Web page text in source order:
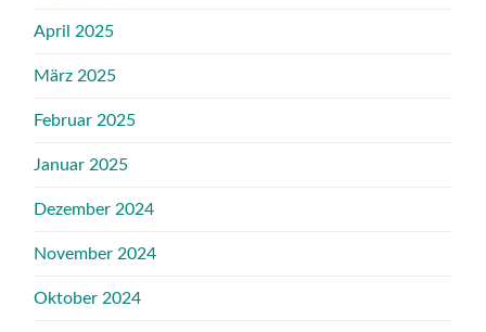
April 2025
März 2025
Februar 2025
Januar 2025
Dezember 2024
November 2024
Oktober 2024